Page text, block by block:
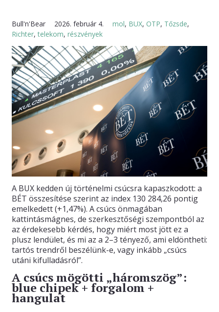
ELŐFIZETÉS
KAPCSOLAT
Bull'n'Bear 2026. február 4. mol, BUX, OTP, Tőzsde,
Richter,telekom, részvények
A BUX kedden új történelmi csúcsra kapaszkodott: a
BÉT összesítése szerint az index 130 284,26 pontig
emelkedett (+1,47%). A csúcs önmagában
kattintásmágnes, de szerkesztőségi szempontból az
az érdekesebb kérdés, hogy miért most jött ez a
plusz lendület, és mi az a 2–3 tényező, ami eldöntheti:
tartós trendről beszélünk-e, vagy inkább „csúcs
utáni kifulladásról”.
A csúcs mögötti „háromszög”:
blue chipek + forgalom +
hangulat